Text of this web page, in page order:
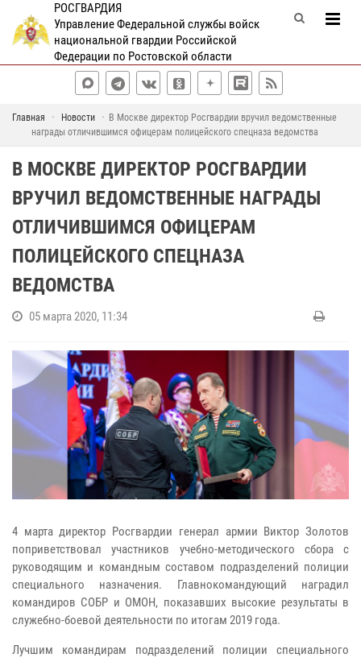
РОСГВАРДИЯ
Управление Федеральной службы войск
национальной гвардии Российской
Федерации по Ростовской области
Главная Новости
В Москве директор Росгвардии вручил ведомственные
награды отличившимся офицерам полицейского спецназа ведомства
В МОСКВЕ ДИРЕКТОР РОСГВАРДИИ
ВРУЧИЛ ВЕДОМСТВЕННЫЕ НАГРАДЫ
ОТЛИЧИВШИМСЯ ОФИЦЕРАМ
ПОЛИЦЕЙСКОГО СПЕЦНАЗА
ВЕДОМСТВА
05 марта 2020, 11:34
4 марта директор Росгвардии генерал армии Виктор Золотов
поприветствовал участников учебно-методического сбора с
руководящим и командным составом подразделений полиции
специального назначения. Главнокомандующий наградил
командиров СОБР и ОМОН, показавших высокие результаты в
служебно-боевой деятельности по итогам 2019 года.
Лучшим командирам подразделений полиции специального